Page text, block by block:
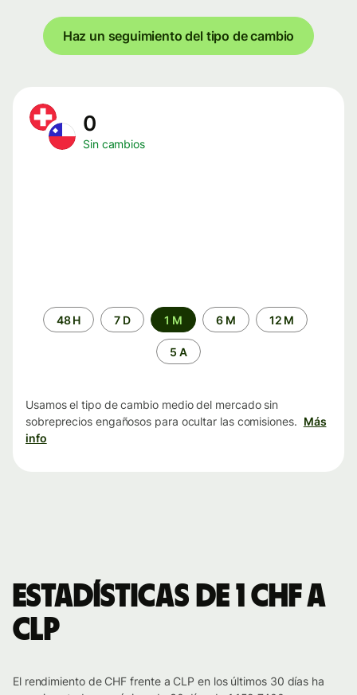
Haz un seguimiento del tipo de cambio
0
Sin cambios
Periodo48 H 7 D 1 M 6 M 12 M
5 A
Usamos el tipo de cambio medio del mercado sin
sobreprecios engañosos para ocultar las comisiones. Más
info
Estadísticas de 1 CHF a
CLP
El rendimiento de CHF frente a CLP en los últimos 30 días ha